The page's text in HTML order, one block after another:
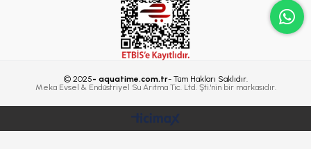
© 2025- aquatime.com.tr- Tüm Hakları Saklıdır.
Meka Evsel & Endüstriyel Su Arıtma Tic. Ltd. Şti.'nin bir markasıdır.